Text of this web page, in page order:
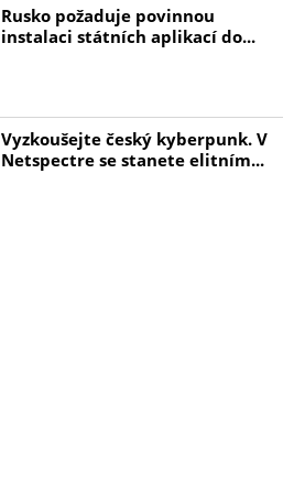
Rusko požaduje povinnou
instalaci státních aplikací do...
Vyzkoušejte český kyberpunk. V
Netspectre se stanete elitním...